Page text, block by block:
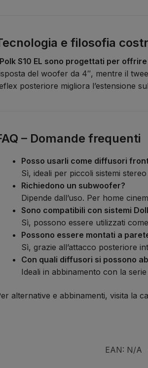
e filosofia
S10 EL sono progettati per
del woofer da 4″, mentre il
posteriore migliora l’estensione
– Domande frequenti
Posso usarli come diffusori
Sì, ideali per piccoli sistemi
Richiedono un subwoofer?
Dipende dall’uso. Per home
Sono compatibili con sistemi
Sì, possono essere utilizzati
Possono essere montati a
Sì, grazie all’attacco posteriore
Con quali diffusori si possono
Ideali in abbinamento con la
alternative e abbinamenti, visita la
EAN: N/A